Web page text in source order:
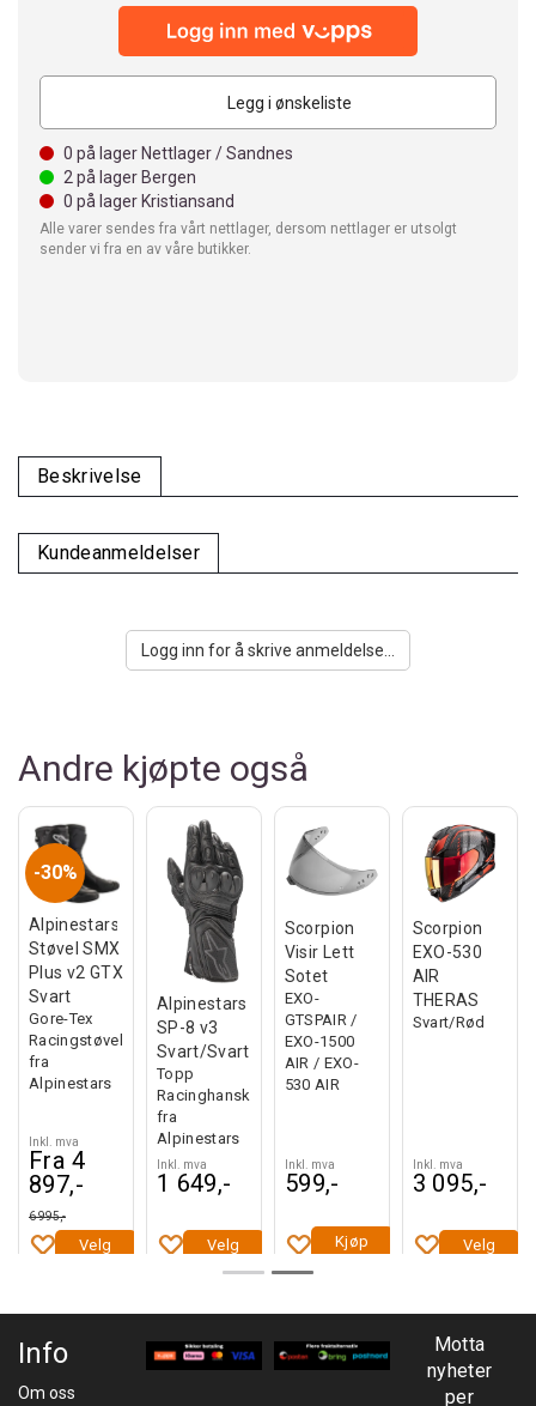
Legg i ønskeliste
0 på lager Nettlager / Sandnes
2 på lager Bergen
0 på lager Kristiansand
Alle varer sendes fra vårt nettlager, dersom nettlager er utsolgt
sender vi fra en av våre butikker.
Beskrivelse
Kundeanmeldelser
Logg inn for å skrive anmeldelse...
Andre kjøpte også
30%
Alpinestars
Støvel SMX
Plus v2 GTX
Svart
Gore-Tex
Racingstøvel
fra
Alpinestars
Inkl. mva
Fra 4
897,-
6 995,-
Velg
Alpinestars
SP-8 v3
Svart/Svart
Topp
Racinghanske
fra
Alpinestars
Inkl. mva
1 649,-
Velg
Scorpion
Visir Lett
Sotet
EXO-
GTSPAIR /
EXO-1500
AIR / EXO-
530 AIR
Inkl. mva
599,-
Kjøp
Scorpion
EXO-530
AIR
THERAS
Svart/Rød
Inkl. mva
3 095,-
Velg
Info
Om oss
Motta
nyheter
per